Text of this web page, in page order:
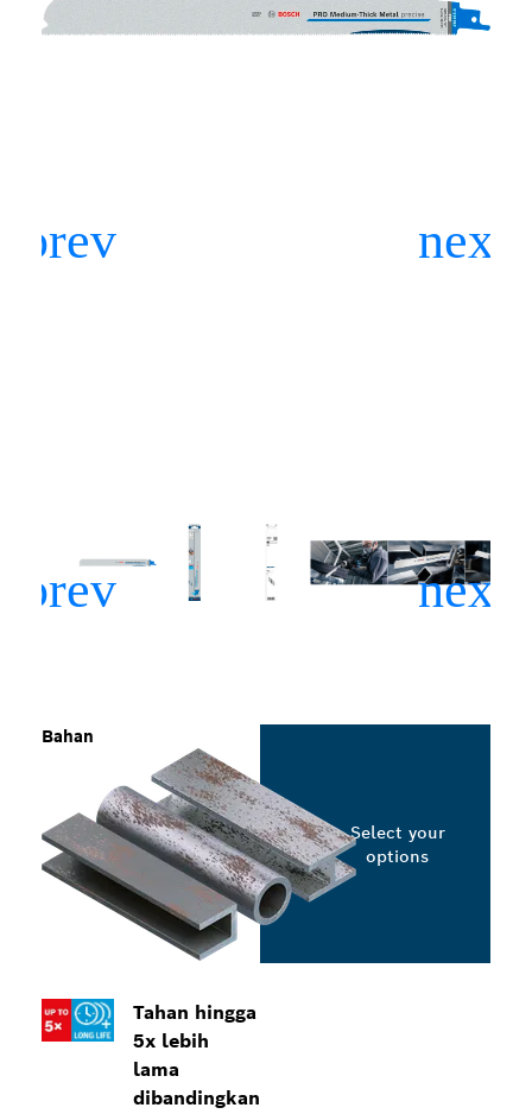
Tahan hingga
5x lebih
lama
dibandingkan
Bahan
Select your
options